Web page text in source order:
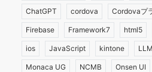
ChatGPT cordova Cordovaプ
Firebase Framework7 html5
ios JavaScript kintone LLM
Monaca UG NCMB Onsen UI